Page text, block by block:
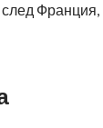
след Франция,